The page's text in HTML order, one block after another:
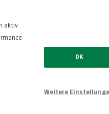
aktiv
OK
Weitere